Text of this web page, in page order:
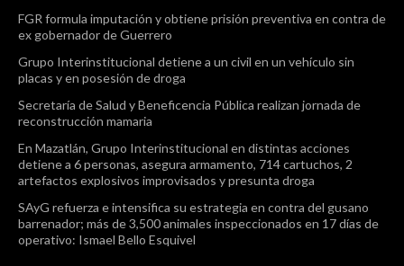
FGR formula imputación y obtiene prisión preventiva en contra de
ex gobernador de Guerrero
Grupo Interinstitucional detiene a un civil en un vehículo sin
placas y en posesión de droga
Secretaría de Salud y Beneficencia Pública realizan jornada de
reconstrucción mamaria
En Mazatlán, Grupo Interinstitucional en distintas acciones
detiene a 6 personas, asegura armamento, 714 cartuchos, 2
artefactos explosivos improvisados y presunta droga
SAyG refuerza e intensifica su estrategia en contra del gusano
barrenador; más de 3,500 animales inspeccionados en 17 días de
operativo: Ismael Bello Esquivel